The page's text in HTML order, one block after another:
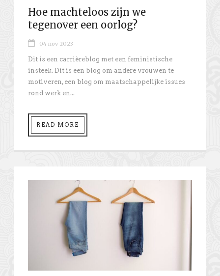
Hoe machteloos zijn we
tegenover een oorlog?
04 nov 2023
Dit is een carrièreblog met een feministische
insteek. Dit is een blog om andere vrouwen te
motiveren, een blog om maatschappelijke issues
rond werk en...
READ MORE